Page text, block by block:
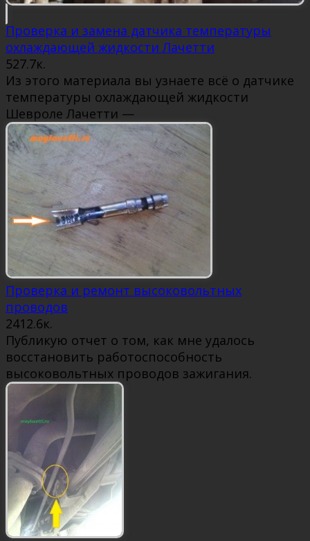
Проверка и замена датчика температуры
охлаждающей жидкости Лачетти
527.7к.
Из этого материала вы узнаете всё о датчике
температуры охлаждающей жидкости
Шевроле Лачетти —
Проверка и ремонт высоковольтных
проводов
2412.6к.
Публикую отчет о том, как мне удалось
восстановить работоспособность
высоковольтных проводов зажигания.